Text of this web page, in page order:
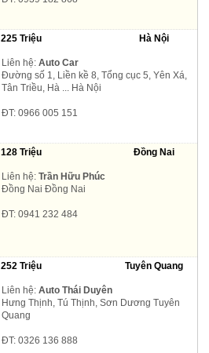
225 Triệu Hà Nội
Liên hệ: Auto Car
Đường số 1, Liền kề 8, Tổng cục 5, Yên Xá,
Tân Triều, Hà ... Hà Nội
ĐT: 0966 005 151
128 Triệu Đồng Nai
Liên hệ: Trần Hữu Phúc
Đồng Nai Đồng Nai
ĐT: 0941 232 484
252 Triệu Tuyên Quang
Liên hệ: Auto Thái Duyên
Hưng Thịnh, Tú Thịnh, Sơn Dương Tuyên
Quang
ĐT: 0326 136 888